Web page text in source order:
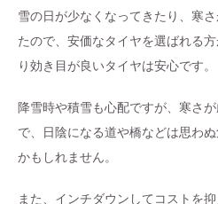
雪の日が少なくなってきたり、寒
たので、安価なタイヤを選ばれる
り効き目が良いタイヤは安心です。
降雪時や積雪も心配ですが、寒さ
で、日陰になる道や橋などは思わ
かもしれません。
また、インチダウンしてコストを